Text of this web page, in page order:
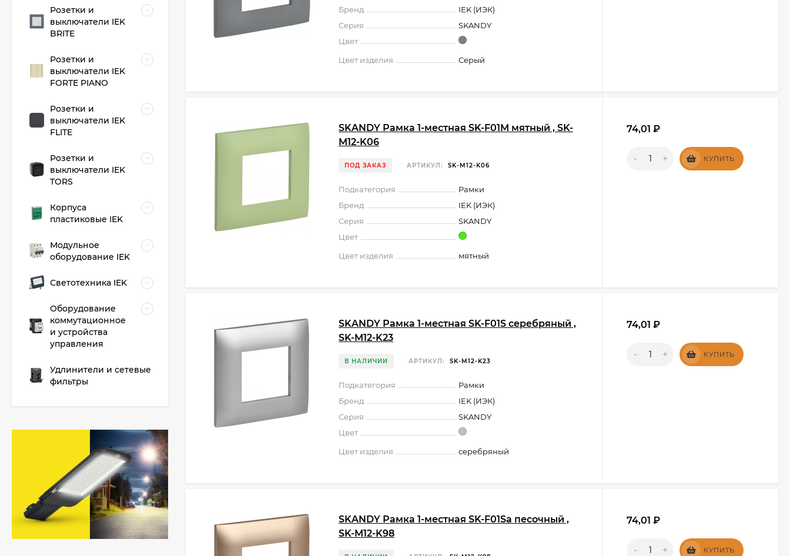
Бренд
IEK (ИЭК)
Серия
SKANDY
Цвет
Цвет изделия
Серый
SKANDY Рамка 1-местная SK-F01M мятный , SK-
M12-K06
ПОД ЗАКАЗ АРТИКУЛ: SK-M12-K06
Подкатегория
Рамки
Бренд
IEK (ИЭК)
Серия
SKANDY
Цвет
Цвет изделия
мятный
74,01 ₽
- + КУПИТЬ
SKANDY Рамка 1-местная SK-F01S серебряный ,
SK-M12-K23
В НАЛИЧИИ АРТИКУЛ: SK-M12-K23
Подкатегория
Рамки
Бренд
IEK (ИЭК)
Серия
SKANDY
Цвет
Цвет изделия
серебряный
74,01 ₽
- + КУПИТЬ
SKANDY Рамка 1-местная SK-F01Sa песочный ,
SK-M12-K98
74,01 ₽
- + КУПИТЬ
Розетки и
выключатели IEK
BRITE
Розетки и
выключатели IEK
FORTE PIANO
Розетки и
выключатели IEK
FLITE
Розетки и
выключатели IEK
TORS
Корпуса
пластиковые IEK
Модульное
оборудование IEK
Светотехника IEK
Оборудование
коммутационное
и устройства
управления
Удлинители и сетевые
фильтры